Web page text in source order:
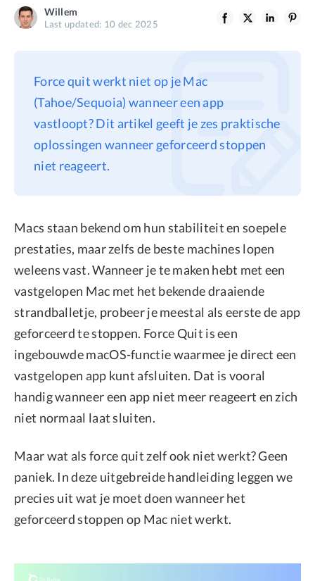
BuhoLaunchpad
Privacy
Terms
Refund
Willem
Last updated: 10 dec 2025
Force quit werkt niet op je Mac
(Tahoe/Sequoia) wanneer een app
vastloopt? Dit artikel geeft je zes praktische
oplossingen wanneer geforceerd stoppen
niet reageert.
Macs staan bekend om hun stabiliteit en soepele
prestaties, maar zelfs de beste machines lopen
weleens vast. Wanneer je te maken hebt met een
vastgelopen Mac met het bekende draaiende
strandballetje, probeer je meestal als eerste de app
geforceerd te stoppen. Force Quit is een
ingebouwde macOS-functie waarmee je direct een
vastgelopen app kunt afsluiten. Dat is vooral
handig wanneer een app niet meer reageert en zich
niet normaal laat sluiten.
Maar wat als force quit zelf ook niet werkt? Geen
paniek. In deze uitgebreide handleiding leggen we
precies uit wat je moet doen wanneer het
geforceerd stoppen op Mac niet werkt.